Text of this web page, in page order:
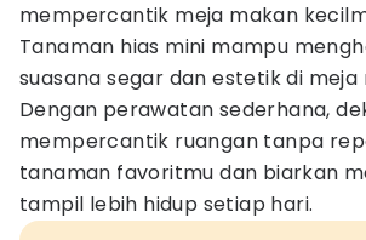
mempercantik meja makan
Tanaman hias mini mampu
suasana segar dan estetik di meja
Dengan perawatan sederhana,
mempercantik ruangan tanpa
tanaman favoritmu dan biarkan
tampil lebih hidup setiap hari.